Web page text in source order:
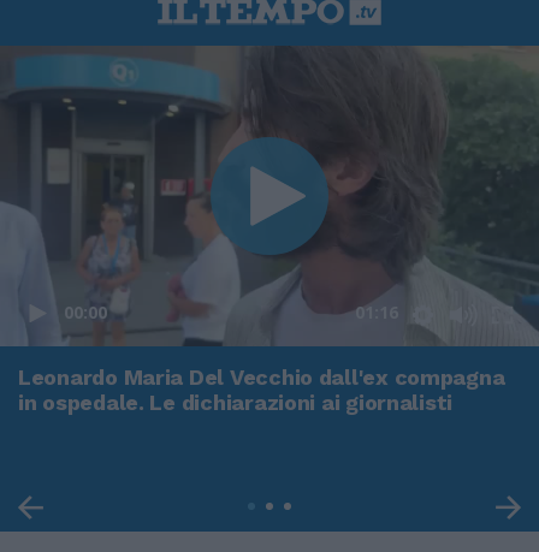
00:00 01:16
Leonardo Maria Del Vecchio dall'ex compagna
in ospedale. Le dichiarazioni ai giornalisti